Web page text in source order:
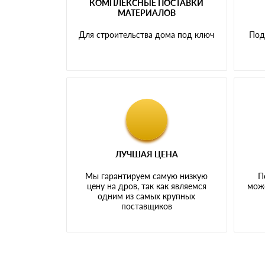
КОМПЛЕКСНЫЕ ПОСТАВКИ
МАТЕРИАЛОВ
Для строительства дома под ключ
ЛУЧШАЯ ЦЕНА
Мы гарантируем самую низкую
цену на дров, так как являемся
одним из самых крупных
поставщиков